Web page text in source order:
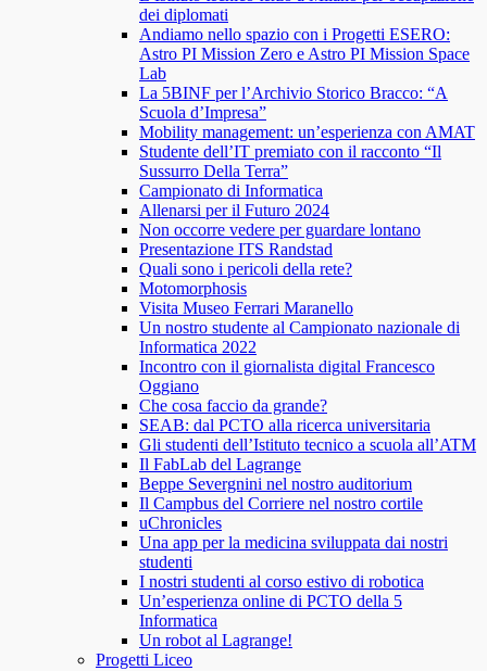
dei diplomati
Andiamo nello spazio con i Progetti ESERO:
Astro PI Mission Zero e Astro PI Mission Space
Lab
La 5BINF per l’Archivio Storico Bracco: “A
Scuola d’Impresa”
Mobility management: un’esperienza con AMAT
Studente dell’IT premiato con il racconto “Il
Sussurro Della Terra”
Campionato di Informatica
Allenarsi per il Futuro 2024
Non occorre vedere per guardare lontano
Presentazione ITS Randstad
Quali sono i pericoli della rete?
Motomorphosis
Visita Museo Ferrari Maranello
Un nostro studente al Campionato nazionale di
Informatica 2022
Incontro con il giornalista digital Francesco
Oggiano
Che cosa faccio da grande?
SEAB: dal PCTO alla ricerca universitaria
Gli studenti dell’Istituto tecnico a scuola all’ATM
Il FabLab del Lagrange
Beppe Severgnini nel nostro auditorium
Il Campbus del Corriere nel nostro cortile
uChronicles
Una app per la medicina sviluppata dai nostri
studenti
I nostri studenti al corso estivo di robotica
Un’esperienza online di PCTO della 5
Informatica
Un robot al Lagrange!
Progetti Liceo